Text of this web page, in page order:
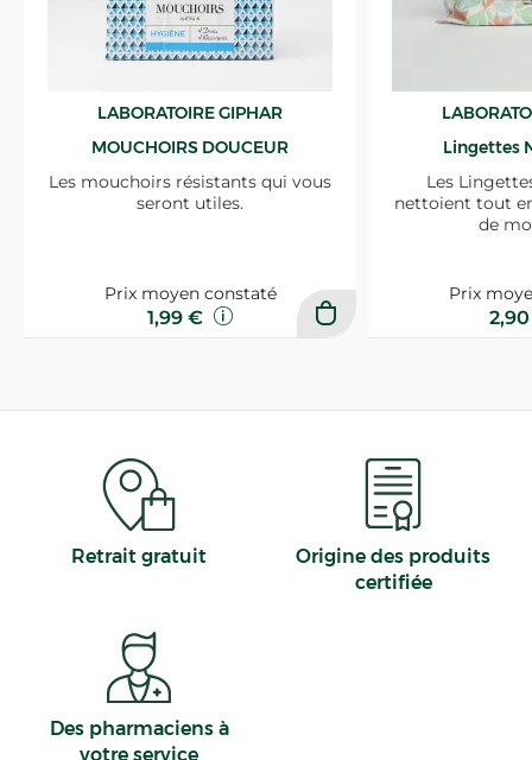
LABORATOIRE GIPHAR
MOUCHOIRS DOUCEUR
Les mouchoirs résistants qui vous
seront utiles.
Prix moyen constaté
1,99 €
Lingettes
Les
nettoient tout
de
Prix
Retrait gratuit
Origine des produits
certifiée
Des pharmaciens à
votre service